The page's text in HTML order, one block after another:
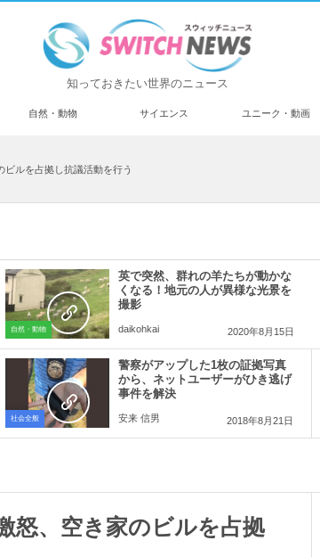
知っておきたい世界のニュース
自然・動物 サイエンス ユニーク・動画
ルを占拠し抗議活動を行う
自然・動物
英で突然、群れの羊たちが動かな
くなる！地元の人が異様な光景を
撮影
daikohkai 2020年8月15日
社会全般
警察がアップした1枚の証拠写真
から、ネットユーザーがひき逃げ
事件を解決
安来 信男 2018年8月21日
怒、空き家のビルを占拠